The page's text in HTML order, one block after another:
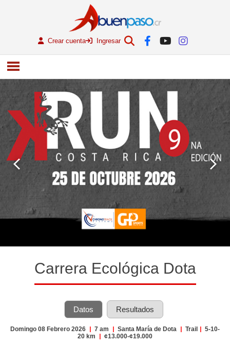
Crear cuenta Ingresar
Carrera Ecológica Dota
Datos Resultados
Domingo 08 Febrero 2026 | 7 am | Santa María de Dota | Trail | 5-10-
20 km
| ¢13.000-¢19.000